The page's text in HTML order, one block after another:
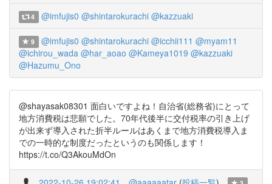
4 @imfujis0 @shintarokurachi @kazzuaki
9 @imfujis0 @shintarokurachi @icchii111 @myam11
@ichirou_wada @har_aoao @Kameya1019 @kazzuaki
@Hazumu_Ono
@shayasak08301 面白いですよね！自治省(総務省)にとって
地方消費税は悲願でした。70年代後半に交付税率の引き上げ
が出来ず導入された折半ルールはあくまで地方消費税導入ま
での一時的な制度だったというのも関係します！
https://t.co/Q3AkouMdOn